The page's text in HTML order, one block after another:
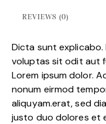
REVIEWS (0)
Dicta sunt explicabo.
voluptas sit odit aut
Lorem ipsum dolor.
nonum eirmod
aliquyam.erat, sed
justo duo dolores et